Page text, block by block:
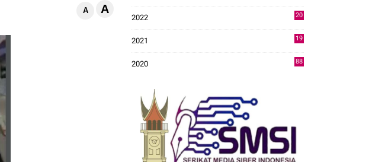
A A
2022
20
2021
19
2020
88